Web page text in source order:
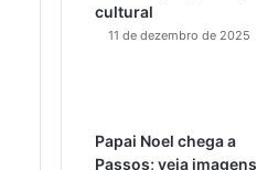
cultural
11 de dezembro de 2025
Papai Noel chega a
Passos; veja imagens